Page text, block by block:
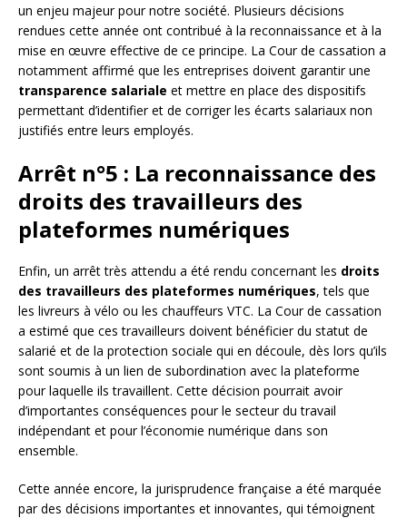
un enjeu majeur pour notre société. Plusieurs décisions
rendues cette année ont contribué à la reconnaissance et à la
mise en œuvre effective de ce principe. La Cour de cassation a
notamment affirmé que les entreprises doivent garantir une
transparence salariale et mettre en place des dispositifs
permettant d’identifier et de corriger les écarts salariaux non
justifiés entre leurs employés.
Arrêt n°5 : La reconnaissance des
droits des travailleurs des
plateformes numériques
Enfin, un arrêt très attendu a été rendu concernant les droits
des travailleurs des plateformes numériques, tels que
les livreurs à vélo ou les chauffeurs VTC. La Cour de cassation
a estimé que ces travailleurs doivent bénéficier du statut de
salarié et de la protection sociale qui en découle, dès lors qu’ils
sont soumis à un lien de subordination avec la plateforme
pour laquelle ils travaillent. Cette décision pourrait avoir
d’importantes conséquences pour le secteur du travail
indépendant et pour l’économie numérique dans son
ensemble.
Cette année encore, la jurisprudence française a été marquée
par des décisions importantes et innovantes, qui témoignent